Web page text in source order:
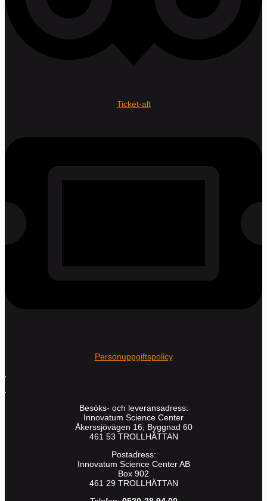
Ticket-alt
Personuppgiftspolicy
Besöks- och leveransadress:
Innovatum Science Center
Åkerssjövägen 16, Byggnad 60
461 53 TROLLHÄTTAN
Postadress:
Innovatum Science Center AB
Box 902
461 29 TROLLHÄTTAN